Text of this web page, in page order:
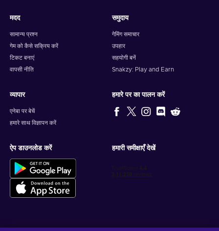
मदद
सामान्य प्रश्न
गेम को कैसे सक्रिय करें
टिकट बनाएं
वापसी नीति
समुदाय
गेमिंग समाचार
उपहार
सहयोगी बनें
Snakzy: Play and Earn
व्यापार
एनेबा पर बेचें
हमारे साथ विज्ञापन करें
हमारे पर का पालन करें
ऐप डाउनलोड करें हमारी समीक्षाएँ देखें